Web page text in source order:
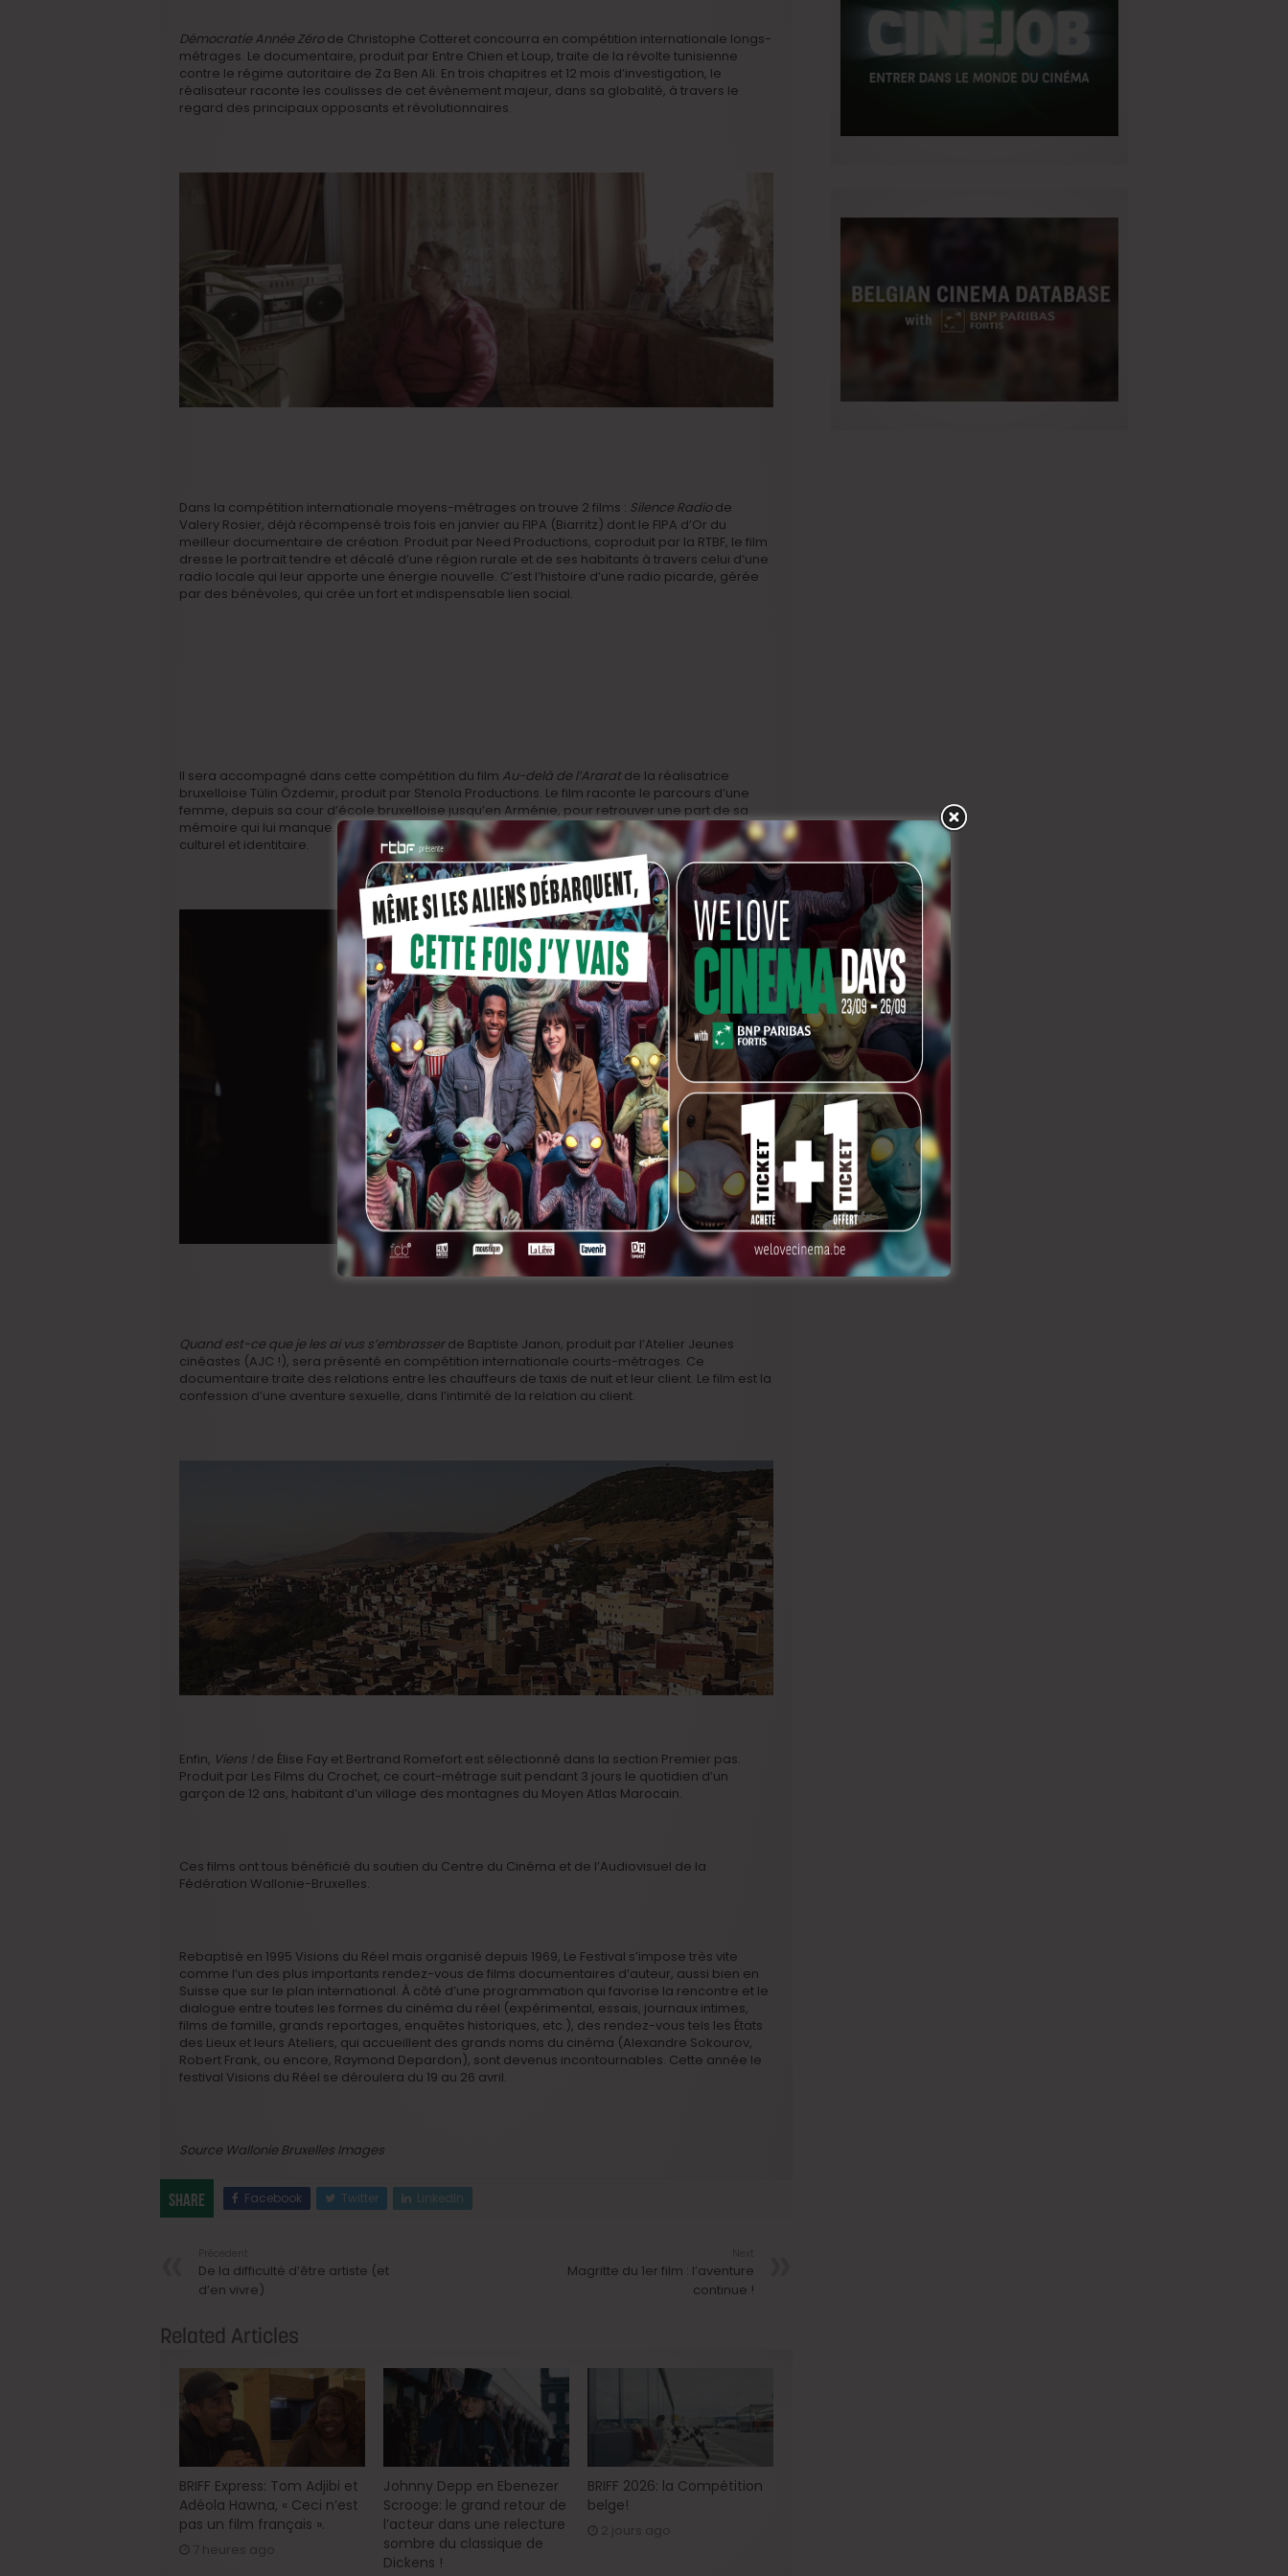
Démocratie Année Zérode Christophe Cotteret concourra en compétition internationale longs-
métrages. Le documentaire, produit par Entre Chien et Loup, traite de la révolte tunisienne
contre le régime autoritaire de Za Ben Ali. En trois chapitres et 12 mois d’investigation, le
réalisateur raconte les coulisses de cet évènement majeur, dans sa globalité, à travers le
regard des principaux opposants et révolutionnaires.
Dans la compétition internationale moyens-métrages on trouve 2 films : Silence Radiode
Valery Rosier, déjà récompensé trois fois en janvier au FIPA (Biarritz) dont le FIPA d’Or du
meilleur documentaire de création. Produit par Need Productions, coproduit par la RTBF, le film
dresse le portrait tendre et décalé d’une région rurale et de ses habitants à travers celui d’une
radio locale qui leur apporte une énergie nouvelle. C’est l’histoire d’une radio picarde, gérée
par des bénévoles, qui crée un fort et indispensable lien social.
Il sera accompagné dans cette compétition du film Au-delà de l’Araratde la réalisatrice
bruxelloise Tülin Özdemir, produit par Stenola Productions. Le film raconte le parcours d’une
femme, depuis sa cour d’école bruxelloise jusqu’en Arménie, pour retrouver une part de sa
mémoire qui lui manque. Un voyage entre rêve et réalité, où elle questionne son héritage
culturel et identitaire.
Quand est-ce que je les ai vus s’embrasserde Baptiste Janon, produit par l’Atelier Jeunes
cinéastes (AJC !), sera présenté en compétition internationale courts-métrages. Ce
documentaire traite des relations entre les chauffeurs de taxis de nuit et leur client. Le film est la
confession d’une aventure sexuelle, dans l’intimité de la relation au client.
Enfin, Viens !de Élise Fay et Bertrand Romefort est sélectionné dans la section Premier pas.
Produit par Les Films du Crochet, ce court-métrage suit pendant 3 jours le quotidien d’un
garçon de 12 ans, habitant d’un village des montagnes du Moyen Atlas Marocain.
Ces films ont tous bénéficié du soutien du Centre du Cinéma et de l’Audiovisuel de la
Fédération Wallonie-Bruxelles.
Rebaptisé en 1995 Visions du Réel mais organisé depuis 1969, Le Festival s’impose très vite
comme l’un des plus importants rendez-vous de films documentaires d’auteur, aussi bien en
Suisse que sur le plan international. À côté d’une programmation qui favorise la rencontre et le
dialogue entre toutes les formes du cinéma du réel (expérimental, essais, journaux intimes,
films de famille, grands reportages, enquêtes historiques, etc.), des rendez-vous tels les États
des Lieux et leurs Ateliers, qui accueillent des grands noms du cinéma (Alexandre Sokourov,
Robert Frank, ou encore, Raymond Depardon), sont devenus incontournables. Cette année le
festival Visions du Réel se déroulera du 19 au 26 avril.
Source Wallonie Bruxelles Images
Share Facebook Twitter LinkedIn
De la difficulté d’être artiste (et
d’en vivre)
Magritte du 1er film : l’aventure
continue !
Related Articles
BRIFF Express: Tom Adjibi et
Adéola Hawna, « Ceci n’est
pas un film français ».
7 heures ago
Johnny Depp en Ebenezer
Scrooge: le grand retour de
l’acteur dans une relecture
sombre du classique de
Dickens !
BRIFF 2026: la Compétition
belge!
2 jours ago